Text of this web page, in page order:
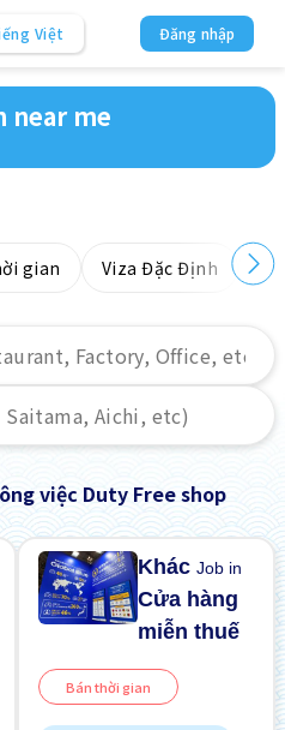
Việt Đăng nhập
near me
gian Viza Đặc Định
việc Duty Free shop
KhácJob in
Cửa hàng
miễn thuế
Bán thời gian